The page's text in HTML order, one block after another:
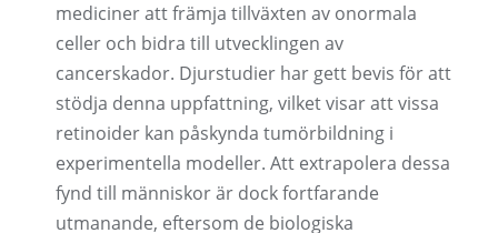
mediciner att främja tillväxten av onormala
celler och bidra till utvecklingen av
cancerskador. Djurstudier har gett bevis för att
stödja denna uppfattning, vilket visar att vissa
retinoider kan påskynda tumörbildning i
experimentella modeller. Att extrapolera dessa
fynd till människor är dock fortfarande
utmanande, eftersom de biologiska